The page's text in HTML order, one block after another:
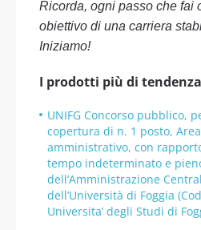
Ricorda, ogni passo che fai
obiettivo di una carriera
Iniziamo!
I prodotti più di
UNIFG Concorso pubblico,
copertura di n. 1 posto,
amministrativo, con
tempo indeterminato e
dell’Amministrazione
dell’Università di Foggia
Universita’ degli Studi di